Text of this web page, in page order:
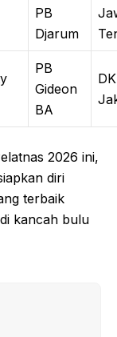
PB
Djarum
PB
Gideon
BA
2026 ini,
diri
terbaik
kancah bulu